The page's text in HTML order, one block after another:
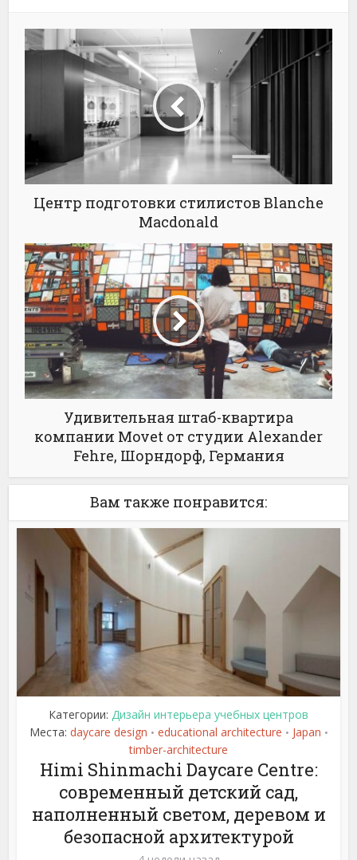
Центр подготовки стилистов Blanche
Macdonald
Удивительная штаб-квартира
компании Movet от студии Alexander
Fehre, Шорндорф, Германия
Вам также понравится:
Категории: Дизайн интерьера учебных центров
Места: daycare design • educational architecture • Japan •
timber-architecture
Himi Shinmachi Daycare Centre:
современный детский сад,
наполненный светом, деревом и
безопасной архитектурой